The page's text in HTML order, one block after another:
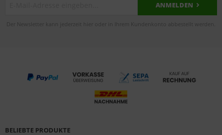
ANMELDEN
Der Newsletter kann jederzeit hier oder in Ihrem Kundenkonto abbestellt werden.
BELIEBTE PRODUKTE